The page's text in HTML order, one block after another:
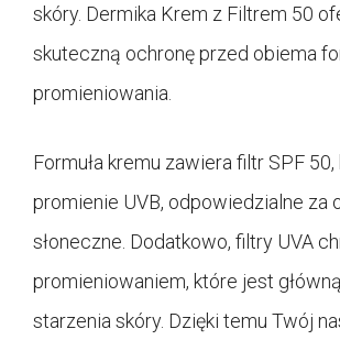
skóry. Dermika Krem z Filtrem 50
skuteczną ochronę przed obiema
promieniowania.
Formuła kremu zawiera filtr SPF
promienie UVB, odpowiedzialne za
słoneczne. Dodatkowo, filtry UVA
promieniowaniem, które jest
starzenia skóry. Dzięki temu Twój